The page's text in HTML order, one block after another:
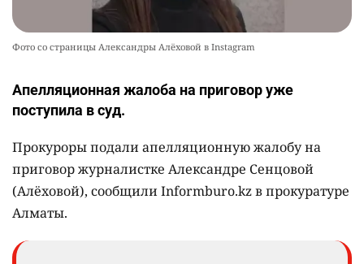
Фото со страницы Александры Алёховой в Instagram
Апелляционная жалоба на приговор уже
поступила в суд.
Прокуроры подали апелляционную жалобу на
приговор журналистке Александре Сенцовой
(Алёховой), сообщили Informburo.kz в прокуратуре
Алматы.